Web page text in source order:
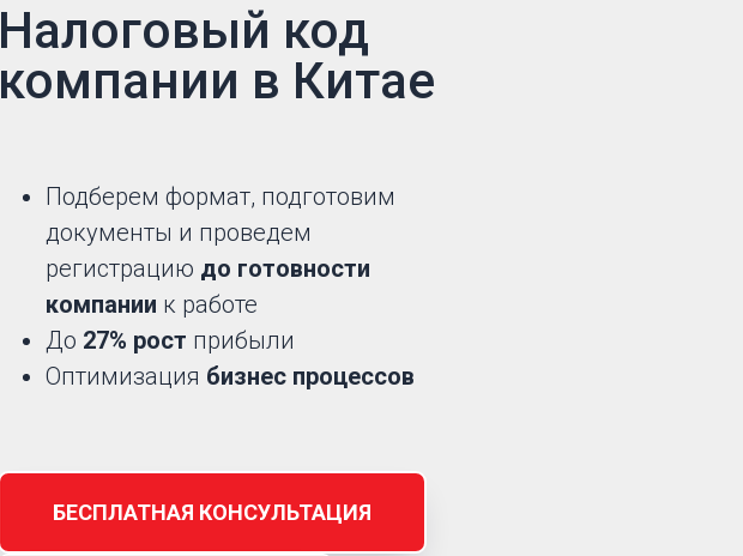
Налоговый код
компании в Китае
Подберем формат, подготовим
документы и проведем
регистрацию до готовности
компании к работе
До 27% рост прибыли
Оптимизация бизнес процессов
БЕСПЛАТНАЯ КОНСУЛЬТАЦИЯ